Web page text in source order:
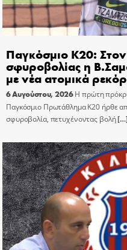
Παγκόσμιο Κ20: Στον
σφυροβολίας η
με νέα ατομικά ρεκόρ
6 Αυγούστου, 2026 Η πρώτη
Παγκόσμιο Πρωτάθλημα Κ20 ήρθε
σφυροβολία, πετυχένοντας βολή[…]